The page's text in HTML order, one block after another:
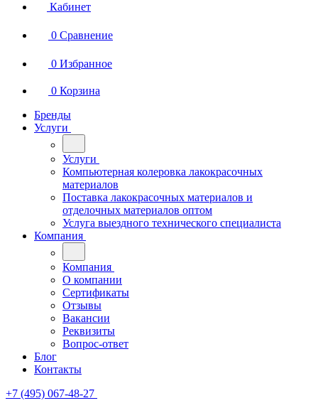
Кабинет
0 Сравнение
0 Избранное
0 Корзина
Бренды
Услуги
Услуги
Компьютерная колеровка лакокрасочных
материалов
Поставка лакокрасочных материалов и
отделочных материалов оптом
Услуга выездного технического специалиста
Компания
Компания
О компании
Сертификаты
Отзывы
Вакансии
Реквизиты
Вопрос-ответ
Блог
Контакты
+7 (495) 067-48-27